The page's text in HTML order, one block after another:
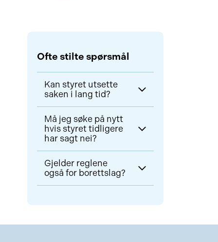
Ofte stilte spørsmål
Kan styret utsette
saken i lang tid?
søknaden innen rimelig tid.
Unødig trenering kan i seg selv
være i strid med loven.
Må jeg søke på nytt
hvis styret tidligere
har sagt nei?
manglet saklig begrunnelse
eller forholdene har endret seg.
Gjelder reglene
også for borettslag?
annerledes regulering.